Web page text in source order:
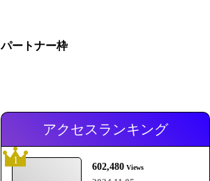
パートナー枠
アクセスランキング
1
602,480 Views